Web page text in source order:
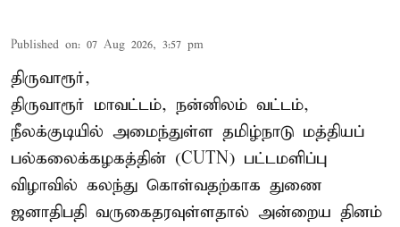
Published on: 07 Aug 2026, 3:57 pm
திருவாரூர்,
திருவாரூர் மாவட்டம், நன்னிலம் வட்டம்,
நீலக்குடியில் அமைந்துள்ள தமிழ்நாடு மத்தியப்
பல்கலைக்கழகத்தின் (CUTN) பட்டமளிப்பு
விழாவில் கலந்து கொள்வதற்காக துணை
ஜனாதிபதி வருகைதரவுள்ளதால் அன்றைய தினம்